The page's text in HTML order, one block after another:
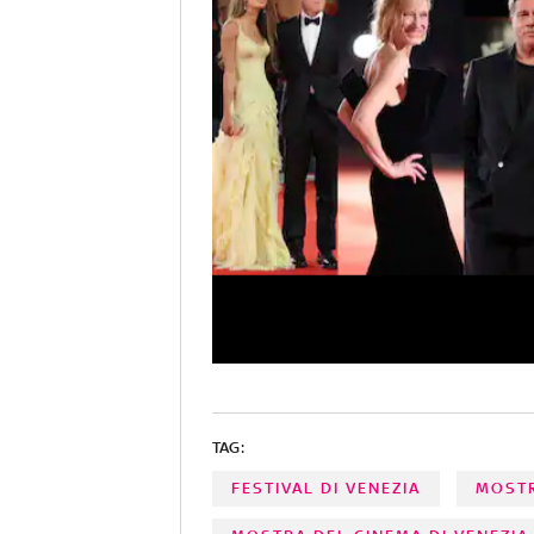
TAG:
FESTIVAL DI VENEZIA